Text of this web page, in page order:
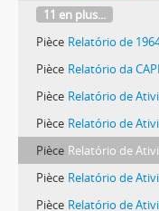
11 en plus...
Pièce Relatório de
Pièce Relatório da
Pièce Relatório de
Pièce Relatório de
Pièce Relatório de
Pièce Relatório de
Pièce Relatório de